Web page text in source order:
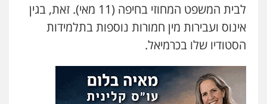
לבית המשפט המחוזי בחיפה (11 מאי). זאת, בגין
אינוס ועבירות מין חמורות נוספות בתלמידות
הסטודיו שלו בכרמיאל.